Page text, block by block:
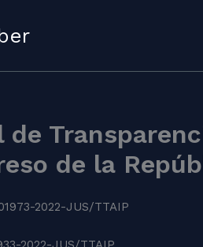
de
de la
2022-JUS/TTAIP